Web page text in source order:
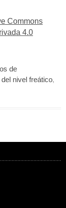
Commons
4.0
de
nivel freático,